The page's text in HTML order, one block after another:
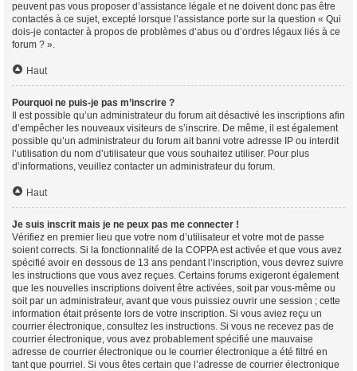
peuvent pas vous proposer d’assistance légale et ne doivent donc pas être
contactés à ce sujet, excepté lorsque l’assistance porte sur la question « Qui
dois-je contacter à propos de problèmes d’abus ou d’ordres légaux liés à ce
forum ? ».
Haut
Pourquoi ne puis-je pas m’inscrire ?
Il est possible qu’un administrateur du forum ait désactivé les inscriptions afin
d’empêcher les nouveaux visiteurs de s’inscrire. De même, il est également
possible qu’un administrateur du forum ait banni votre adresse IP ou interdit
l’utilisation du nom d’utilisateur que vous souhaitez utiliser. Pour plus
d’informations, veuillez contacter un administrateur du forum.
Haut
Je suis inscrit mais je ne peux pas me connecter !
Vérifiez en premier lieu que votre nom d’utilisateur et votre mot de passe
soient corrects. Si la fonctionnalité de la COPPA est activée et que vous avez
spécifié avoir en dessous de 13 ans pendant l’inscription, vous devrez suivre
les instructions que vous avez reçues. Certains forums exigeront également
que les nouvelles inscriptions doivent être activées, soit par vous-même ou
soit par un administrateur, avant que vous puissiez ouvrir une session ; cette
information était présente lors de votre inscription. Si vous aviez reçu un
courrier électronique, consultez les instructions. Si vous ne recevez pas de
courrier électronique, vous avez probablement spécifié une mauvaise
adresse de courrier électronique ou le courrier électronique a été filtré en
tant que pourriel. Si vous êtes certain que l’adresse de courrier électronique